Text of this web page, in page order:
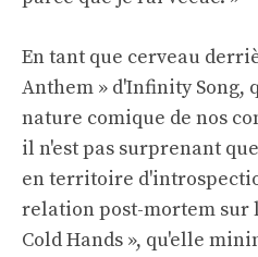
En tant que cerveau
Anthem » d'Infinity Song,
nature comique de nos
il n'est pas surprenant
en territoire
relation post-mortem sur
Cold Hands », qu'elle